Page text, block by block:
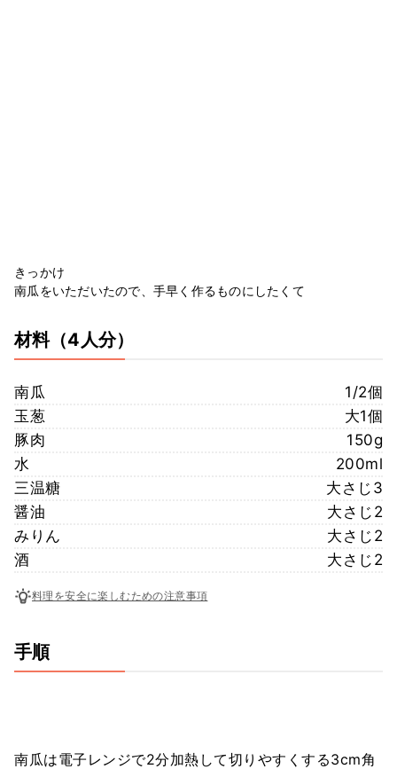
きっかけ
南瓜をいただいたので、手早く作るものにしたくて
材料（4人分）
南瓜
1/2個
玉葱
大1個
豚肉
150g
水
200ml
三温糖
大さじ3
醤油
大さじ2
みりん
大さじ2
酒
大さじ2
料理を安全に楽しむための注意事項
手順
南瓜は電子レンジで2分加熱して切りやすくする3cm角